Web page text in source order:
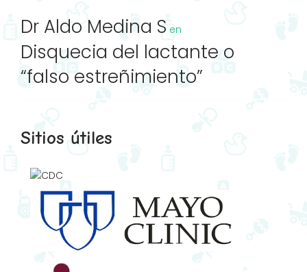
Dr Aldo Medina S en
Disquecia del lactante o
“falso estreñimiento”
Sitios útiles